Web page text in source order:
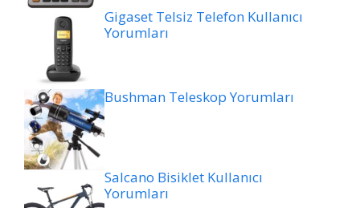
Gigaset Telsiz Telefon Kullanıcı
Yorumları
Bushman Teleskop Yorumları
Salcano Bisiklet Kullanıcı
Yorumları